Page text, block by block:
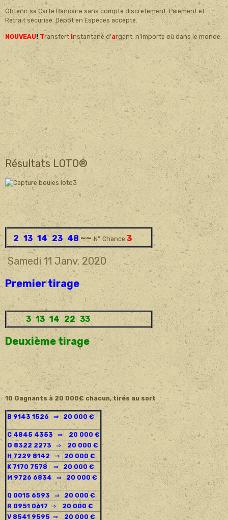
Obtenir sa Carte Bancaire sans compte discretement. Paiement et
Retrait sécurisé. Dépôt en Espèces accepté.
NOUVEAU! Transfert instantané d'argent, n'importe où dans le monde.
Résultats LOTO®
Samedi 11 Janv. 2020
Premier tirage
2 13 14 23 48~~N° Chance 3
Deuxième tirage
3 13 14 22 33
10 Gagnants à 20 000€ chacun, tirés au sort
B 9143 1526 ⇒ 20 000 €
C 4845 4353⇒20 000 €
G 8322 2273 ⇒20 000 €
H 7229 8142 ⇒20 000 €
K 7170 7578⇒ 20 000 €
M 9726 6834 ⇒ 20 000 €
Q 0015 6593⇒20 000 €
R 0951 0617 ⇒ 20 000 €
V 8541 9595 ⇒20 000 €